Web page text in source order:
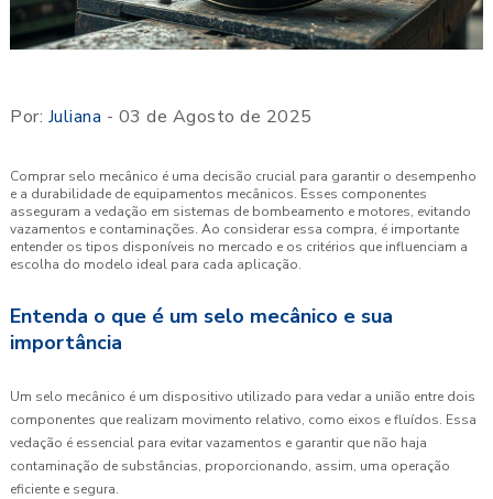
Por: Juliana - 03 de Agosto de 2025
Comprar selo mecânico é uma decisão crucial para garantir o desempenho
e a durabilidade de equipamentos mecânicos. Esses componentes
asseguram a vedação em sistemas de bombeamento e motores, evitando
vazamentos e contaminações. Ao considerar essa compra, é importante
entender os tipos disponíveis no mercado e os critérios que influenciam a
escolha do modelo ideal para cada aplicação.
Entenda o que é um selo mecânico e sua
importância
Um selo mecânico é um dispositivo utilizado para vedar a união entre dois
componentes que realizam movimento relativo, como eixos e fluídos. Essa
vedação é essencial para evitar vazamentos e garantir que não haja
contaminação de substâncias, proporcionando, assim, uma operação
eficiente e segura.